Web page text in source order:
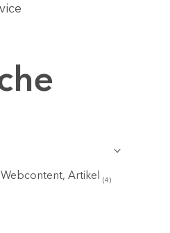
Webcontent, Artikel (4)